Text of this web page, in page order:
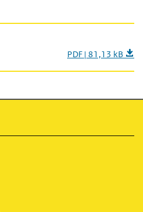
PDF | 81,13 kB